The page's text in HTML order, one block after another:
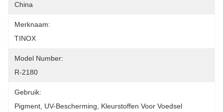
China
Merknaam:
TINOX
Model Number:
R-2180
Gebruik:
Pigment, UV-Bescherming, Kleurstoffen Voor Voedsel